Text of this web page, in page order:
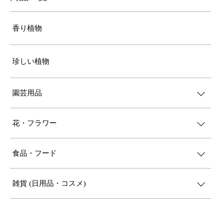
香り植物
珍しい植物
園芸用品
花・フラワー
食品・フード
雑貨 (日用品・コスメ)